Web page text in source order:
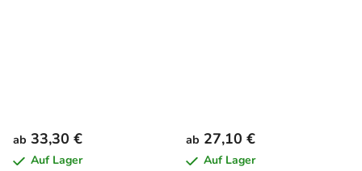
ab 33,30 €
Auf Lager
ab 27,10 €
Auf Lager